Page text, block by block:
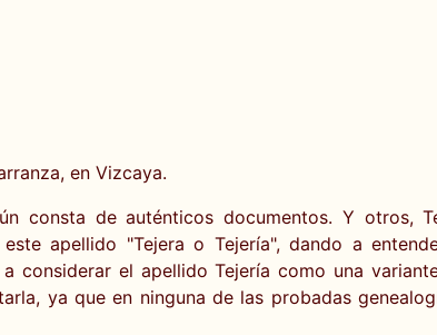
en Vizcaya.
consta de auténticos documentos. Y otros,
apellido "Tejera o Tejería", dando a
considerar el apellido Tejería como una
ya que en ninguna de las probadas